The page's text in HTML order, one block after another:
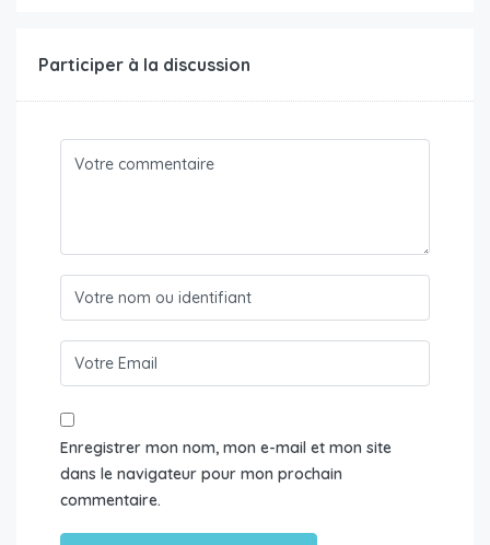
Participer à la discussion
Enregistrer mon nom, mon e-mail et mon site
dans le navigateur pour mon prochain
commentaire.